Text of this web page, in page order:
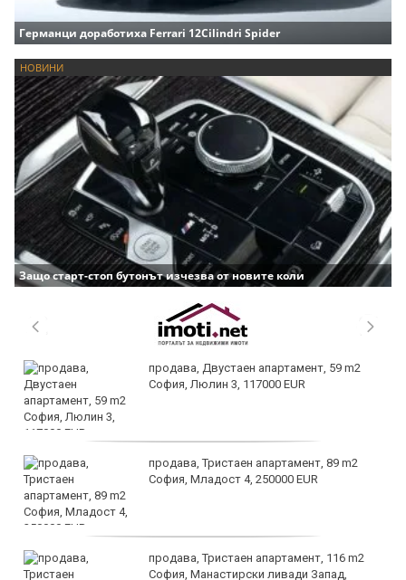
Германци доработиха Ferrari 12Cilindri Spider
НОВИНИ
Защо старт-стоп бутонът изчезва от новите коли
продава, Двустаен апартамент, 59 m2
София, Люлин 3, 117000 EUR
продава, Тристаен апартамент, 89 m2
София, Младост 4, 250000 EUR
продава, Тристаен апартамент, 116 m2
София, Манастирски ливади Запад,